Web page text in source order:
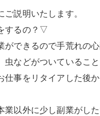
説明いたします。
するの？▽
できるので手荒れの心
などがついていること
事をリタイアした後
業以外に少し副業がし